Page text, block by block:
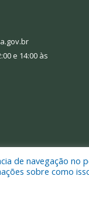
e 14:00 às
de navegação
sobre como